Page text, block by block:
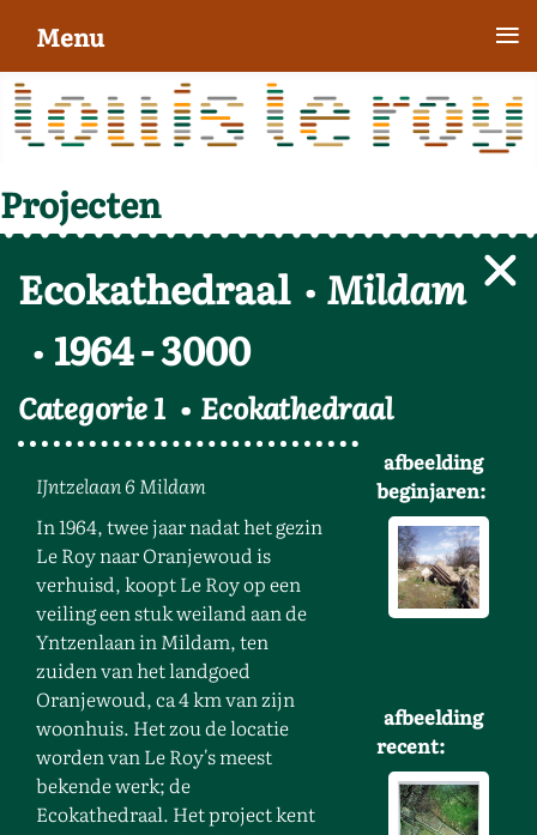
Projecten
Ecokathedraal
Mildam
1964-3000
Categorie 1 Ecokathedraal
IJntzelaan 6 Mildam
In 1964, twee jaar nadat het gezin
Le Roy naar Oranjewoud is
verhuisd, koopt Le Roy op een
veiling een stuk weiland aan de
Yntzenlaan in Mildam, ten
zuiden van het landgoed
Oranjewoud, ca 4 km van zijn
woonhuis. Het zou de locatie
worden van Le Roy's meest
bekende werk; de
Ecokathedraal. Het project kent
afbeelding
beginjaren:
afbeelding
recent:
Menu ≡